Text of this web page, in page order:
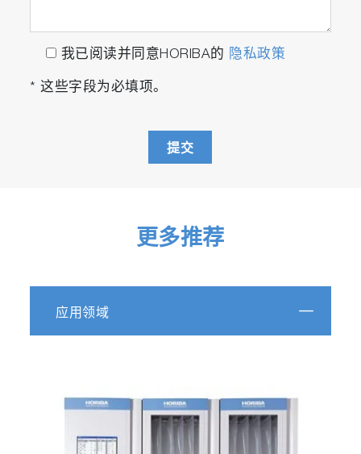
我已阅读并同意HORIBA的 隐私政策
* 这些字段为必填项。
提交
更多推荐
应用领域